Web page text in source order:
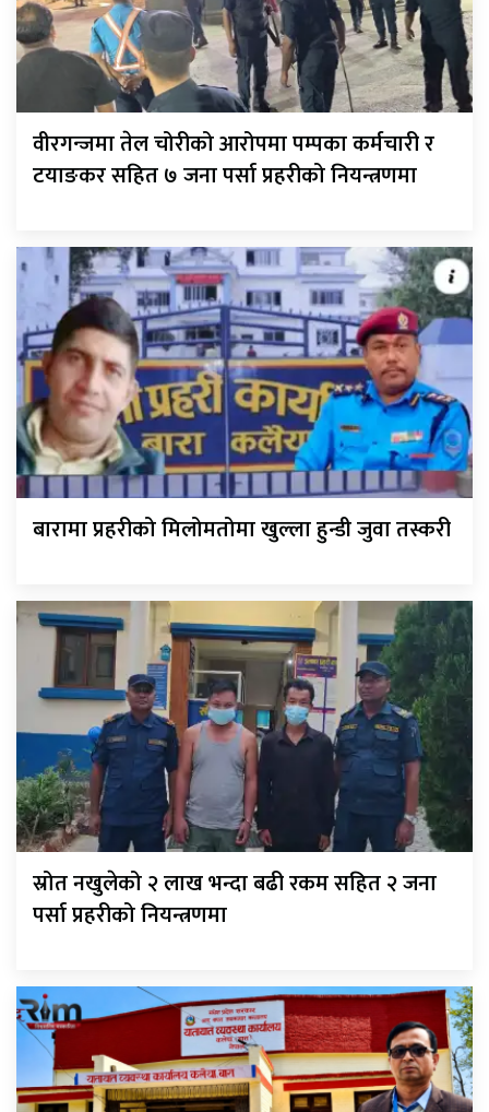
वीरगन्जमा तेल चोरीको आरोपमा पम्पका कर्मचारी र
टयाङकर सहित ७ जना पर्सा प्रहरीको नियन्त्रणमा
बारामा प्रहरीको मिलोमतोमा खुल्ला हुन्डी जुवा तस्करी
स्रोत नखुलेको २ लाख भन्दा बढी रकम सहित २ जना
पर्सा प्रहरीको नियन्त्रणमा